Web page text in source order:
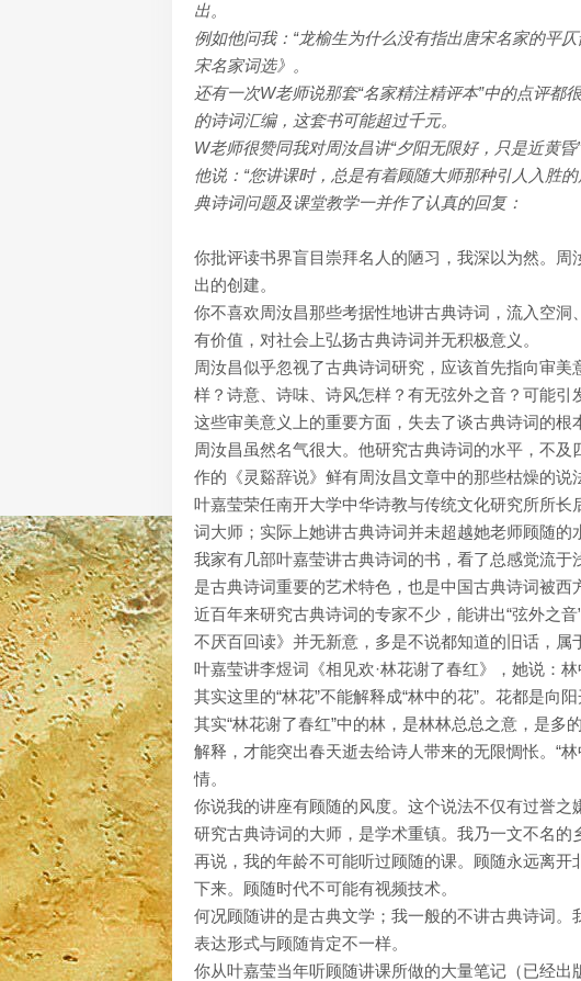
出。
例如他问我：“龙榆生为什么没有指出唐宋名家的平
宋名家词选》。
还有一次W老师说那套“名家精注精评本”中的点评
的诗词汇编，这套书可能超过千元。
W老师很赞同我对周汝昌讲“夕阳无限好，只是近黄
他说：“您讲课时，总是有着顾随大师那种引人入胜
典诗词问题及课堂教学一并作了认真的回复：
你批评读书界盲目崇拜名人的陋习，我深以为然。
出的创建。
你不喜欢周汝昌那些考据性地讲古典诗词，流入空洞
有价值，对社会上弘扬古典诗词并无积极意义。
周汝昌似乎忽视了古典诗词研究，应该首先指向审
样？诗意、诗味、诗风怎样？有无弦外之音？可能
这些审美意义上的重要方面，失去了谈古典诗词的根
周汝昌虽然名气很大。他研究古典诗词的水平，不
作的《灵谿辞说》鲜有周汝昌文章中的那些枯燥的说
叶嘉莹荣任南开大学中华诗教与传统文化研究所所
词大师；实际上她讲古典诗词并未超越她老师顾随的
我家有几部叶嘉莹讲古典诗词的书，看了总感觉流
是古典诗词重要的艺术特色，也是中国古典诗词被西
近百年来研究古典诗词的专家不少，能讲出“弦外之
不厌百回读》并无新意，多是不说都知道的旧话，属
叶嘉莹讲李煜词《相见欢·林花谢了春红》，她说：
其实这里的“林花”不能解释成“林中的花”。花都是向
其实“林花谢了春红”中的林，是林林总总之意，是
解释，才能突出春天逝去给诗人带来的无限惆怅。“
情。
你说我的讲座有顾随的风度。这个说法不仅有过誉之
研究古典诗词的大师，是学术重镇。我乃一文不名
再说，我的年龄不可能听过顾随的课。顾随永远离
下来。顾随时代不可能有视频技术。
何况顾随讲的是古典文学；我一般的不讲古典诗词
表达形式与顾随肯定不一样。
你从叶嘉莹当年听顾随讲课所做的大量笔记（已经